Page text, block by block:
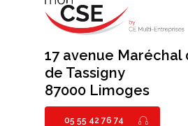
17 avenue
de Tassigny
87000 Limoges
05 55 42 76 74